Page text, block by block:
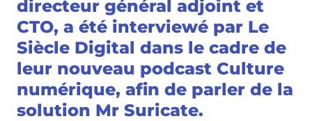
directeur général adjoint et
CTO, a été interviewé par Le
Siècle Digital dans le cadre de
leur nouveau podcast Culture
numérique, afin de parler de la
solution Mr Suricate.